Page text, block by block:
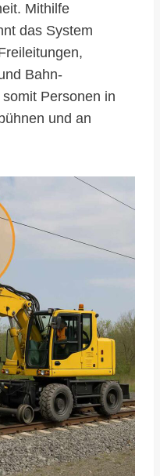
Mithilfe
das System
Bahn-
Personen in
und an